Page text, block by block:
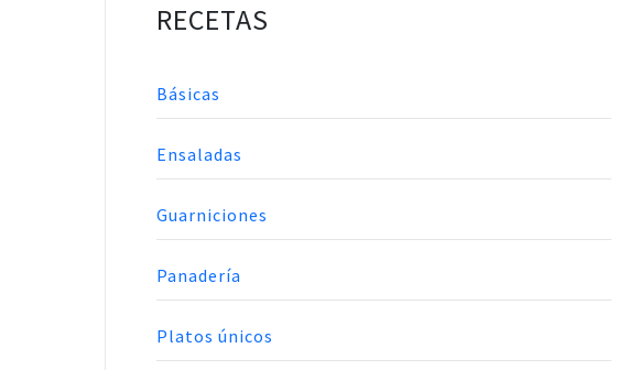
RECETAS
Básicas
Ensaladas
Guarniciones
Panadería
Platos únicos